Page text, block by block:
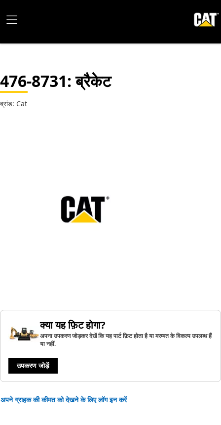
476-8731: ब्रैकेट
ब्रांड: Cat
क्या यह फ़िट होगा?
अपना उपकरण जोड़कर देखें कि यह पार्ट फ़िट होता है या मरम्मत के विकल्प उपलब्ध हैं
या नहीं.
उपकरण जोड़ें
अपने ग्राहक की कीमत को देखने के लिए लॉग इन करें